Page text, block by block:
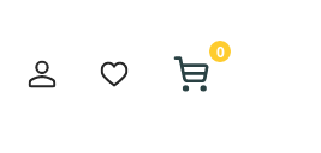
0